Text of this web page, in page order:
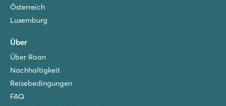
Butterfly
Italien - Norditalien - Gardasee - Peschiera del Garda
★ ★ ★
Schöner Pool mit Kinderbecken und Rutschen
Mobilheime stehen beim Schwimmbad
Mobilheime stehen beim Schwimmbad
Österreich
Luxemburg
Über
Über Roan
Nachhaltigkeit
Reisebedingungen
FAQ